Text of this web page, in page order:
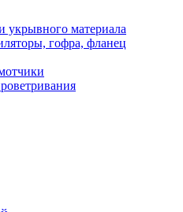
укрывного материала
гофра, фланец